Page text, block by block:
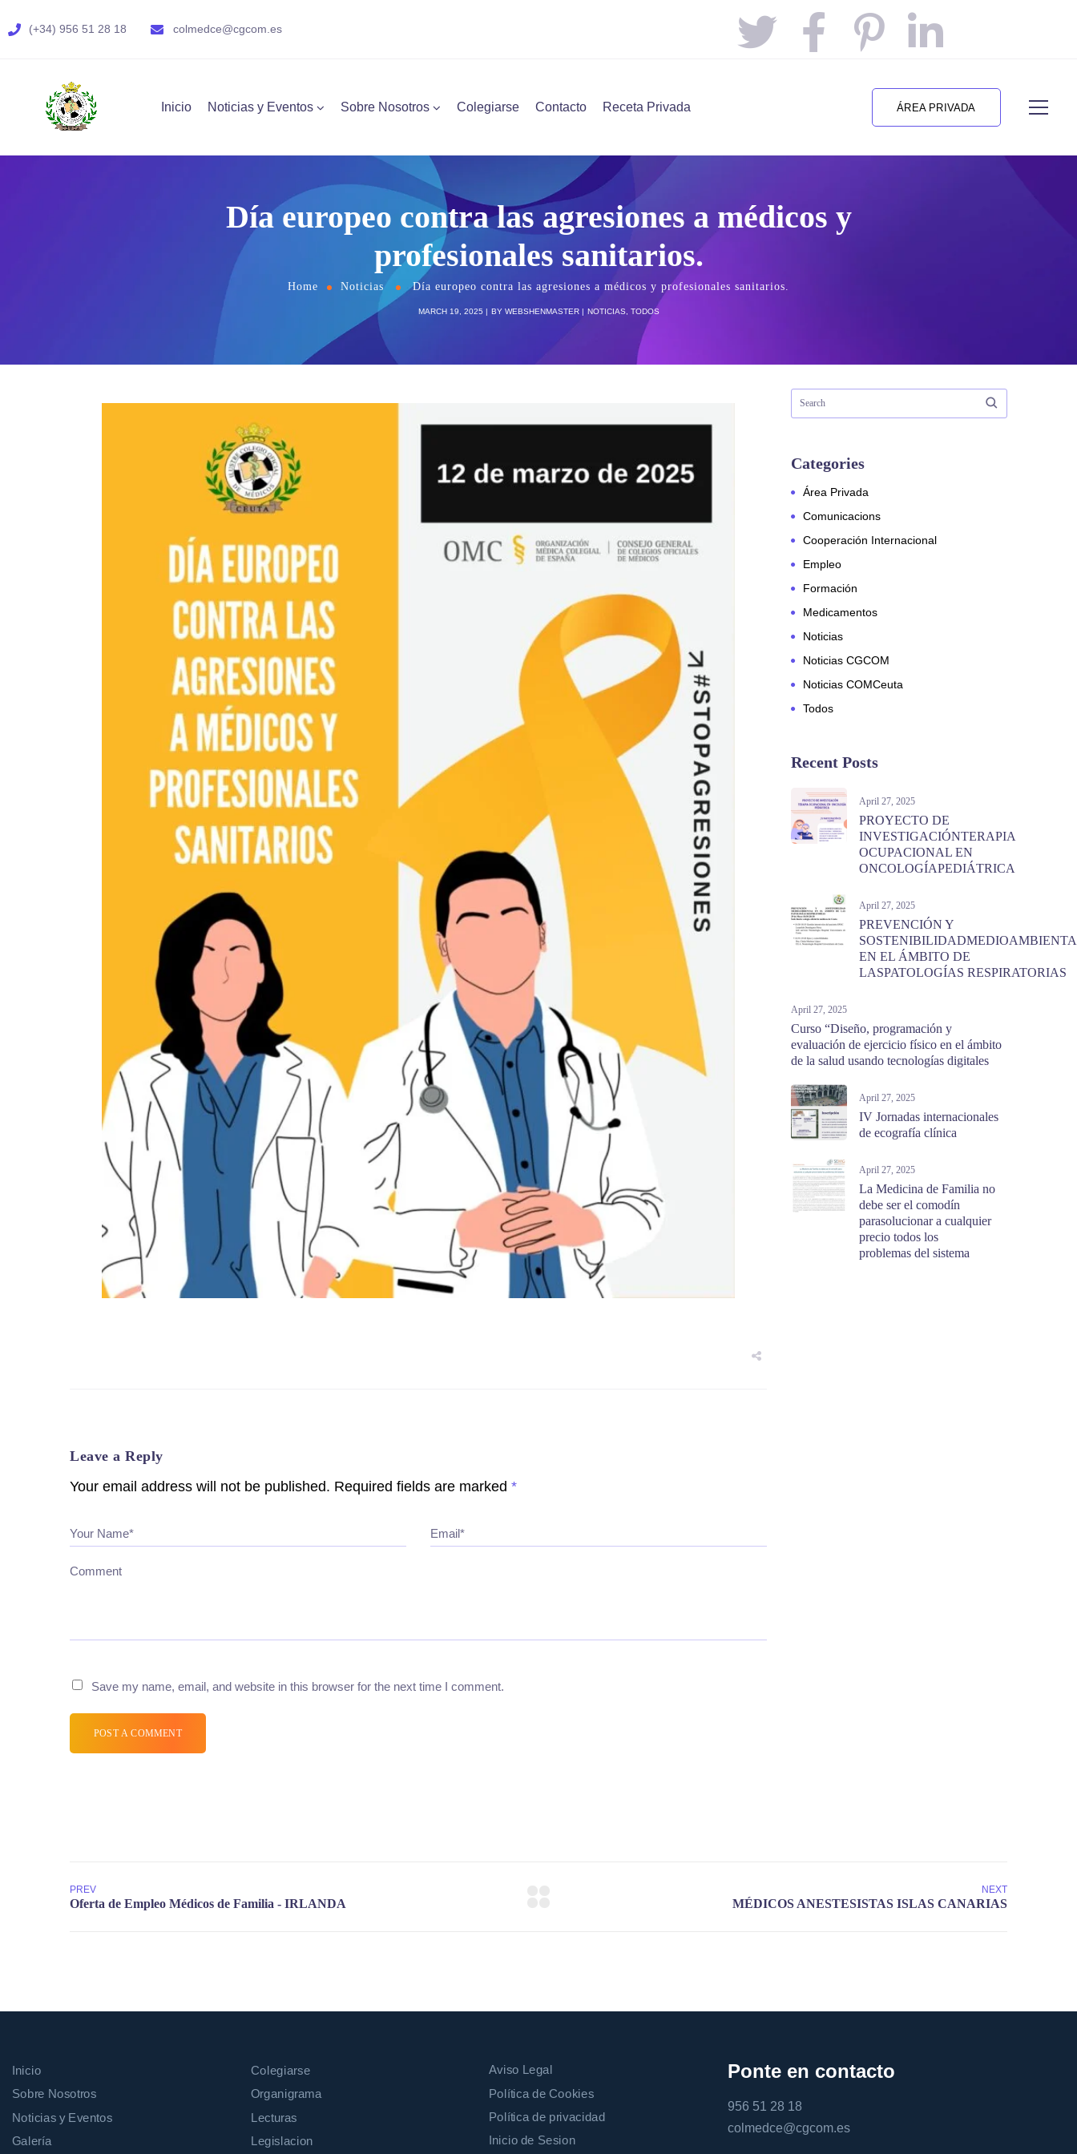
(+34) 956 51 28 18 colmedce@cgcom.es
Inicio Noticias y Eventos Sobre Nosotros Colegiarse Contacto Receta Privada ÁREA PRIVADA
Día europeo contra las agresiones a médicos y
profesionales sanitarios.
Home Noticias Día europeo contra las agresiones a médicos y profesionales sanitarios.
MARCH 19, 2025 BY WEBSHENMASTER NOTICIAS TODOS
Leave a Reply
Your email address will not be published. Required fields are marked *
Your Name* Email*
Comment
Save my name, email, and website in this browser for the next time I comment.
POST A COMMENT
Categories
Área Privada
Comunicacions
Cooperación Internacional
Empleo
Formación
Medicamentos
Noticias
Noticias CGCOM
Noticias COMCeuta
Todos
Recent Posts
April 27, 2025
PROYECTO DE
INVESTIGACIÓNTERAPIA
OCUPACIONAL EN
ONCOLOGÍAPEDIÁTRICA
April 27, 2025
PREVENCIÓN Y
EN EL ÁMBITO DE
LASPATOLOGÍAS RESPIRATORIAS
April 27, 2025
Curso “Diseño, programación y
evaluación de ejercicio físico en el ámbito
de la salud usando tecnologías digitales
April 27, 2025
IV Jornadas internacionales
de ecografía clínica
April 27, 2025
La Medicina de Familia no
debe ser el comodín
parasolucionar a cualquier
precio todos los
problemas del sistema
PREV NEXT
Inicio
Sobre Nosotros
Noticias y Eventos
Galería
Colegiarse
Organigrama
Lecturas
Legislacion
Aviso Legal
Política de Cookies
Política de privacidad
Inicio de Sesion
Ponte en contacto
956 51 28 18
colmedce@cgcom.es